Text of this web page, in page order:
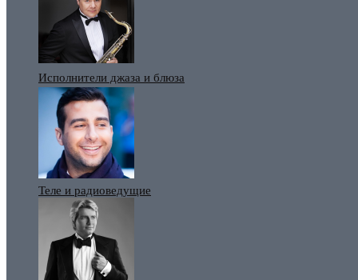
Исполнители джаза и блюза
Теле и радиоведущие